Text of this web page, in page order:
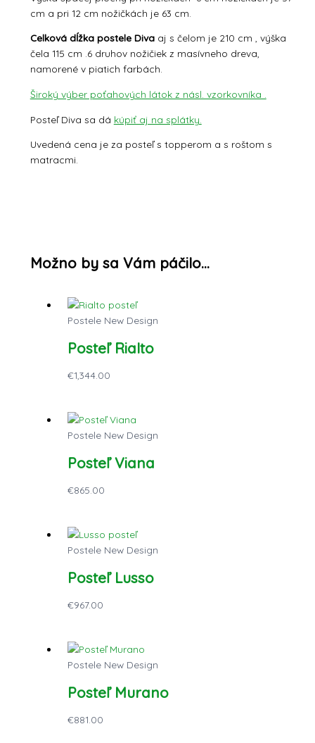
cm a pri 12 cm nožičkách je 63 cm.
Celková dĺžka postele Divaaj s čelom je 210 cm , výška
čela 115 cm .6 druhov nožičiek z masívneho dreva,
namorené v piatich farbách.
Široký výber poťahových látok z násl. vzorkovníka .
Posteľ Diva sa dá kúpiť aj na splátky.
Uvedená cena je za posteľ s topperom a s roštom s
matracmi.
Možno by sa Vám páčilo…
Postele New Design
Posteľ Rialto
€1,344.00
Postele New Design
Posteľ Viana
€865.00
Postele New Design
Posteľ Lusso
€967.00
Postele New Design
Posteľ Murano
€881.00